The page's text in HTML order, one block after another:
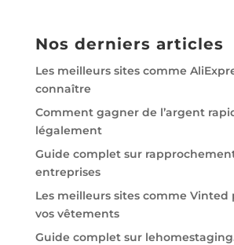
Nos derniers articles
Les meilleurs sites comme
connaître
Comment gagner de l’argent
légalement
Guide complet sur
entreprises
Les meilleurs sites comme Vinted
vos vêtements
Guide complet sur